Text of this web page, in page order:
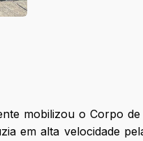
mobilizou o Corpo
em alta velocidade